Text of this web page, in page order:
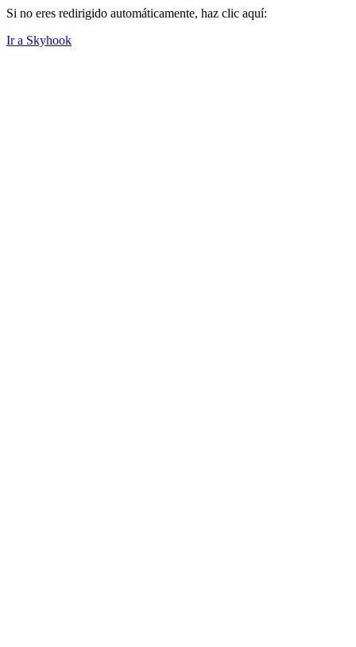
Si no eres redirigido automáticamente, haz clic aquí:
Ir a Skyhook